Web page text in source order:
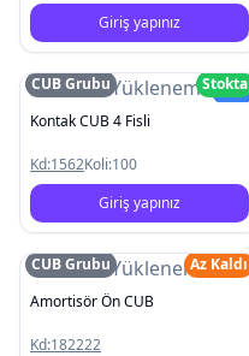
Giriş yapınız
Resim YüklenemediYeni
CUB Grubu
Stokta
Kontak CUB 4 Fisli
Kd:1562Koli:100
Giriş yapınız
Resim Yüklenemedi
CUB Grubu
Az Kaldı
Amortisör Ön CUB
Kd:182222